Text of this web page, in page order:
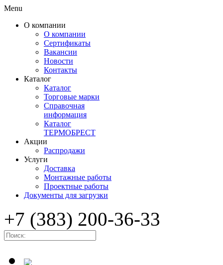
Menu
О компании
О компании
Сертификаты
Вакансии
Новости
Контакты
Каталог
Каталог
Торговые марки
Справочная
информация
Каталог
ТЕРМОБРЕСТ
Акции
Распродажи
Услуги
Доставка
Монтажные работы
Проектные работы
Документы для загрузки
+7 (383) 200-36-33